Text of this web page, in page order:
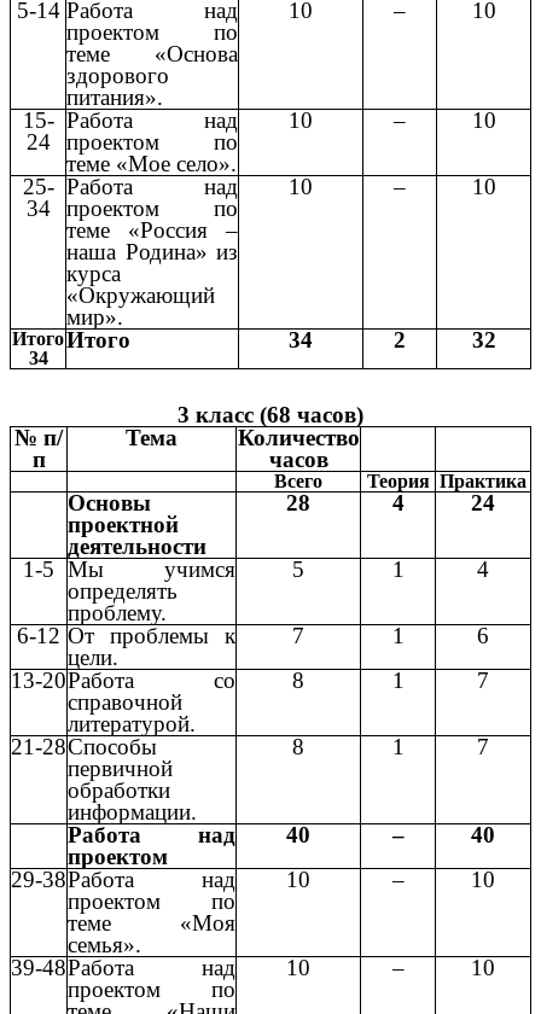
5-14 Работа над
проектом по
теме «Основа
здорового
питания».
10 – 10
15-
24
Работа над
проектом по
теме «Мое село».
10 – 10
25-
34
Работа над
проектом по
теме «Россия –
наша Родина» из
курса
«Окружающий
мир».
10 – 10
Итого
34
Итого 34 2 32
3 класс (68 часов)
№ п/
п
Тема
Количество
часов
Всего Теория Практика
Основы
проектной
деятельности
28 4 24
1-5 Мы учимся
определять
проблему.
5 1 4
6-12 От проблемы к
цели.
7 1
6
13-20Работа со
справочной
литературой.
8 1 7
21-28Способы
первичной
обработки
информации.
8 1 7
Работа над
проектом
40 –
40
29-38Работа над
проектом по
теме «Моя
семья».
10 – 10
39-48Работа над
проектом по
10 – 10